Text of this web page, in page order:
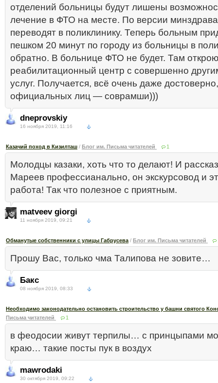
отделений больницы будут лишены
лечение в ФТО на месте. По версии
переводят в поликлинику. Теперь больным
пешком 20 минут по городу из больницы в
обратно. В больнице ФТО не будет. Там
реабилитационный центр с совершенно
услуг. Получается, всё очень даже
официальных лиц — соврамши)))
dneprovskiy
16 ноября 2019, 11:16
Казачий поход в Кизилташ / Блог им. Письма читателей 1
Молодцы казаки, хоть что то делают! И
Мареев профессианально, он экскурсовод и
работа! Так что полезное с приятным.
matveev giorgi
11 ноября 2019, 09:21
Обманутые собственники с улицы Габрусева / Блог им. Письма читателей
Прошу Вас, только чма Талипова не зовите…
Бакс
08 ноября 2019, 08:33
Необходимо законодательно остановить строительство у башни святого
Письма читателей
1
в феодосии живут терпилы… с принцыпами
краю… такие посты пук в воздух
mawrodaki
30 октября 2019, 09:22